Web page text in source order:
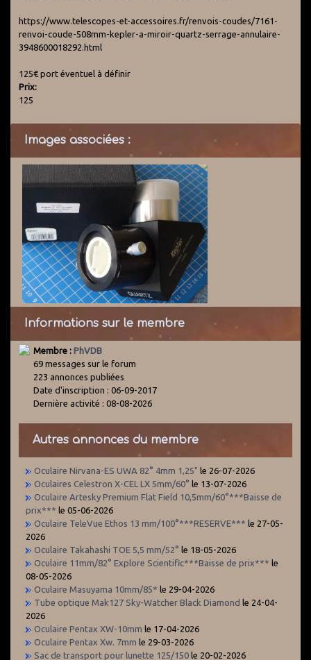
https://www.telescopes-et-accessoires.fr/renvois-coudes/7161-
renvoi-coude-508mm-kepler-a-miroir-quartz-serrage-annulaire-
3948600018292.html
125€ port éventuel à définir
Prix:
125
Images associées :
Informations sur le membre
Membre : PhVDB
69 messages sur le forum
223 annonces publiées
Date d'inscription : 06-09-2017
Dernière activité : 08-08-2026
Autres annonces du membre
Oculaire Nirvana-ES UWA 82° 4mm 1,25" le 26-07-2026
Oculaires Celestron X-CEL LX 5mm/60° le 13-07-2026
Oculaire Artesky Premium Flat Field 10,5mm/60°***Baisse de
prix*** le 05-06-2026
Oculaire TeleVue Ethos 13 mm/100°***RESERVE*** le 27-05-
2026
Oculaire Takahashi TOE 5,5 mm/52° le 18-05-2026
Oculaire 11mm/82° Explore Scientific***Baisse de prix*** le
08-05-2026
Oculaire Masuyama 10mm/85* le 29-04-2026
Tube optique Mak127 Sky-Watcher Black Diamond le 24-04-
2026
Oculaire Pentax XW-10mm le 17-04-2026
Oculaire Pentax Xw. 7mm le 29-03-2026
Sac de transport pour lunette 125/150 le 20-02-2026